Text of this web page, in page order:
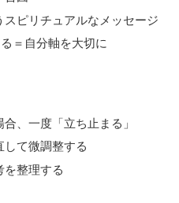
スピリチュアルなメッセージ
＝自分軸を大切に
、一度「立ち止まる」
て微調整する
を整理する